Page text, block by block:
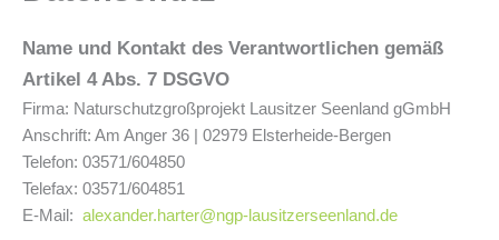
Name und Kontakt des Verantwortlichen gemäß
Artikel 4 Abs. 7 DSGVO
Firma: Naturschutzgroßprojekt Lausitzer Seenland gGmbH
Anschrift: Am Anger 36 | 02979 Elsterheide-Bergen
Telefon: 03571/604850
Telefax: 03571/604851
E-Mail: alexander.harter@ngp-lausitzerseenland.de